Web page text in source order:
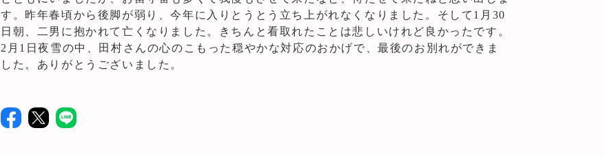
す。昨年春頃から後脚が弱り、今年に入りとうとう立ち上がれなくなりました。そして1月30
日朝、二男に抱かれて亡くなりました。きちんと看取れたことは悲しいけれど良かったです。
2月1日夜雪の中、田村さんの心のこもった穏やかな対応のおかげで、最後のお別れができま
した。ありがとうございました。